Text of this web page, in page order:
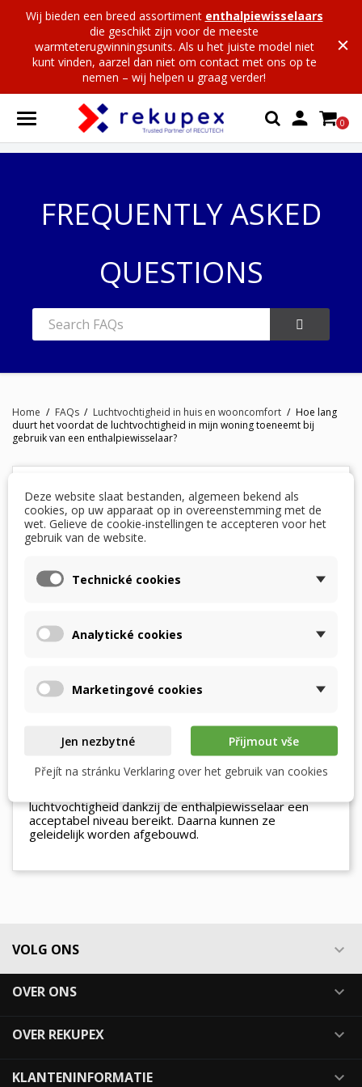
Wij bieden een breed assortiment enthalpiewisselaars
die geschikt zijn voor de meeste
warmteterugwinningsunits. Als u het juiste model niet
kunt vinden, aarzel dan niet om contact met ons op te
nemen – wij helpen u graag verder!
 0
FREQUENTLY ASKED
QUESTIONS
Home FAQs Luchtvochtigheid in huis en wooncomfort
Hoe lang
duurt het voordat de luchtvochtigheid in mijn woning toeneemt bij
gebruik van een enthalpiewisselaar?
Hoe lang duurt het voordat de
luchtvochtigheid in mijn woning
toeneemt bij gebruik van een
verplaatst alleen zoveel mogelijk vocht van de
afvoerlucht naar de toevoerlucht. Als u eerder een
vloeren) en poreuze materialen uitgedroogd. Daarom
kan het herstel van de luchtvochtigheid langer duren
Elke door ons geleverde enthalpiewisselaar is 100%
functioneel en verbetering is altijd gegarandeerd. Wij
raden aan om natuurlijke vochtbronnen te behouden
(planten, koken, was drogen). Als u luchtbevochtigers
luchtvochtigheid dankzij de enthalpiewisselaar een
acceptabel niveau bereikt. Daarna kunnen ze
geleidelijk worden afgebouwd.
VOLG ONS 
OVER ONS 
OVER REKUPEX 
KLANTENINFORMATIE 
Deze website slaat bestanden, algemeen bekend als
cookies, op uw apparaat op in overeenstemming met de
wet. Gelieve de cookie-instellingen te accepteren voor het
gebruik van de website.
Technické cookies
Analytické cookies
Marketingové cookies
Jen nezbytné
Přijmout vše
Přejít na stránku Verklaring over het gebruik van cookies